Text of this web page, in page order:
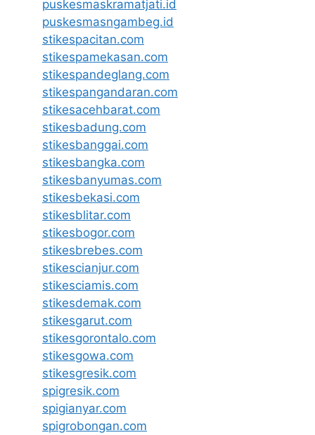
puskesmaskramatjati.id
puskesmasngambeg.id
stikespacitan.com
stikespamekasan.com
stikespandeglang.com
stikespangandaran.com
stikesacehbarat.com
stikesbadung.com
stikesbanggai.com
stikesbangka.com
stikesbanyumas.com
stikesbekasi.com
stikesblitar.com
stikesbogor.com
stikesbrebes.com
stikescianjur.com
stikesciamis.com
stikesdemak.com
stikesgarut.com
stikesgorontalo.com
stikesgowa.com
stikesgresik.com
spigresik.com
spigianyar.com
spigrobongan.com